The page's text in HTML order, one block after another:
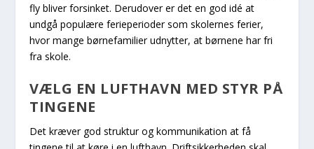
fly bliver forsinket. Derudover er det en god idé at
undgå populære ferieperioder som skolernes ferier,
hvor mange børnefamilier udnytter, at børnene har fri
fra skole.
VÆLG EN LUFTHAVN MED STYR PÅ
TINGENE
Det kræver god struktur og kommunikation at få